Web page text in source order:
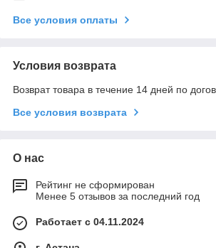
Все условия оплаты
Условия возврата
Возврат товара в течение 14 дней по
Все условия возврата
О нас
Рейтинг не сформирован
Менее 5 отзывов за последний год
Работает с 04.11.2024